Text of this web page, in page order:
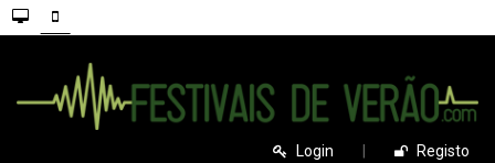
Login Registo